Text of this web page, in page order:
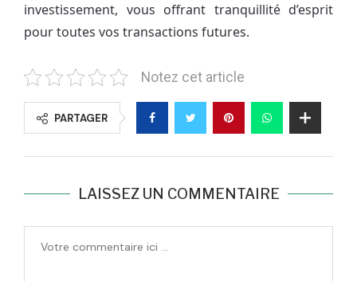
investissement, vous offrant tranquillité d’esprit
pour toutes vos transactions futures.
Notez cet article
PARTAGER
LAISSEZ UN COMMENTAIRE